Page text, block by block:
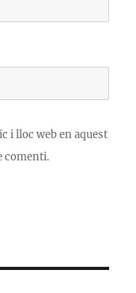
i lloc web en aquest
comenti.